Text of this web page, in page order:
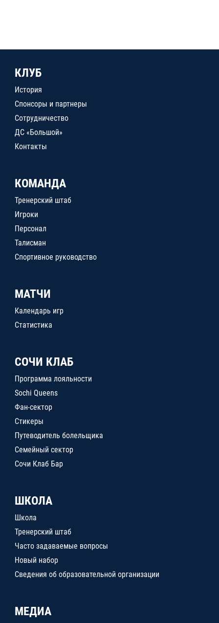
КЛУБ
История
Спонсоры и партнеры
Сотрудничество
ДС «Большой»
Контакты
КОМАНДА
Тренерский штаб
Игроки
Персонал
Талисман
Спортивное руководство
МАТЧИ
Календарь игр
Статистика
СОЧИ КЛАБ
Программа лояльности
Sochi Queens
Фан-сектор
Стикеры
Путеводитель болельщика
Семейный сектор
Сочи Клаб Бар
ШКОЛА
Школа
Тренерский штаб
Часто задаваемые вопросы
Новый набор
Сведения об образовательной организации
МЕДИА